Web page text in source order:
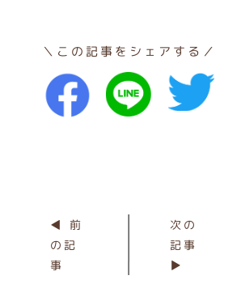
＼この記事をシェアする／
◀ 前
の記
事
次の
記事
▶